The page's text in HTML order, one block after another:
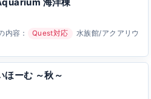
内容： Quest対応
水族館/アクアリウ
ほーむ ～秋～